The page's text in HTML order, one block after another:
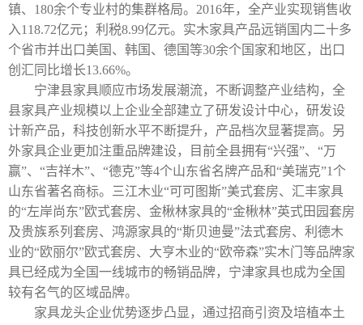
镇、 180余个专业村的集群格局。 2016年，全产业实现销售收
入118.72亿元；利税8.99亿元。实木家具产品远销国内二十多
个省市并出口美国、韩国、德国等30余个国家和地区，出口
创汇同比增长13.66%。
宁津县家具顺应市场发展潮流，不断调整产业结构，全
县家具产业规模以上企业全部建立了研发设计中心，研发设
计新产品，科技创新水平不断提升，产品档次显著提高。另
外家具企业更加注重品牌建设，目前全县拥有“兴强”、“万
赢”、“吉祥木”、“德克”等4个山东省名牌产品和“美瑞克”1个
山东省著名商标。三江木业“可可图斯”美式套房、汇丰家具
的“左岸尚东”欧式套房、金楸林家具的“金楸林”英式田园套房
及贵族系列套房、鸿源家具的“斯贝迪曼”法式套房、利德木
业的“欧丽尔”欧式套房、大亨木业的“欧帝森”实木门等品牌家
具已经成为全国一线城市的畅销品牌，宁津家具也成为全国
较有名气的区域品牌。
家具龙头企业优势逐步凸显，通过招商引资及培植本土